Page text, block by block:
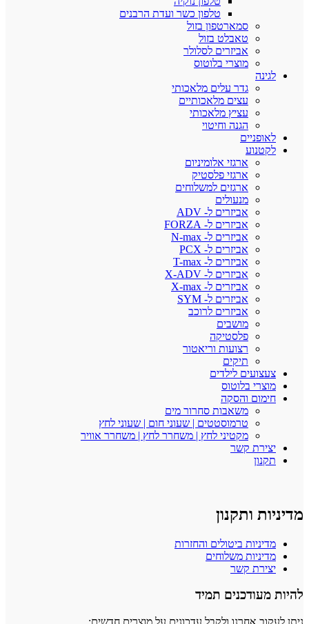
טלפון כשר ועדת הרבנים
סמארטפון בזול
טאבלט בזול
אביזרים לסלולר
מוצרי בלוטוס
לגינה
גדר עלים מלאכותי
עצים מלאכותיים
עציץ מלאכותי
הגנה וחיטוי
לאופניים
לקטנוע
ארגזי אלומיניום
ארגזי פלסטיק
ארגזים למשלוחים
מנעולים
אביזרים ל- ADV
אביזרים ל- FORZA
אביזרים ל- N-max
אביזרים ל- PCX
אביזרים ל- T-max
אביזרים ל- X-ADV
אביזרים ל- X-max
אביזרים ל- SYM
אביזרים לרוכב
מושבים
פלסטיקה
רצועות וריאטור
תיקים
צעצועים לילדים
מוצרי בלוטוס
חימום והסקה
משאבות סחרור מים
טרמוסטטים | שעוני חום | שעוני לחץ
מקטיני לחץ | משחרר לחץ | משחרר אוויר
יצירת קשר
תקנון
מדיניות ותקנון
מדיניות ביטולים והחזרות
מדיניות משלוחים
יצירת קשר
להיות מעודכנים תמיד
ניתן לעקוב אחרנו ולקבל עדכונים על מוצרים חדשים: